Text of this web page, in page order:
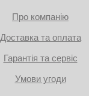
Про компанію
Доставка та оплата
Гарантія та сервіс
Умови угоди